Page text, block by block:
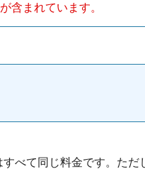
含まれています。
べて同じ料金です。た